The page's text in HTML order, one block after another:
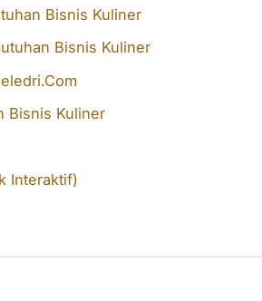
Bisnis Kuliner
Bisnis Kuliner
Bisnis Kuliner
Interaktif)